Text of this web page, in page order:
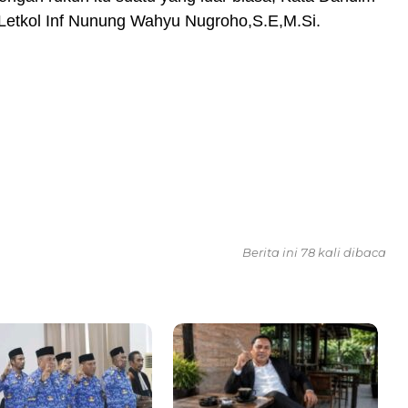
Inf Nunung Wahyu Nugroho,S.E,M.Si.
Berita ini 78 kali dibaca